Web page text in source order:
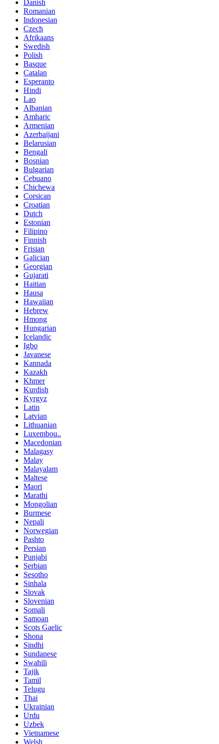
Danish
Romanian
Indonesian
Czech
Afrikaans
Swedish
Polish
Basque
Catalan
Esperanto
Hindi
Lao
Albanian
Amharic
Armenian
Azerbaijani
Belarusian
Bengali
Bosnian
Bulgarian
Cebuano
Chichewa
Corsican
Croatian
Dutch
Estonian
Filipino
Finnish
Frisian
Galician
Georgian
Gujarati
Haitian
Hausa
Hawaiian
Hebrew
Hmong
Hungarian
Icelandic
Igbo
Javanese
Kannada
Kazakh
Khmer
Kurdish
Kyrgyz
Latin
Latvian
Lithuanian
Luxembou..
Macedonian
Malagasy
Malay
Malayalam
Maltese
Maori
Marathi
Mongolian
Burmese
Nepali
Norwegian
Pashto
Persian
Punjabi
Serbian
Sesotho
Sinhala
Slovak
Slovenian
Somali
Samoan
Scots Gaelic
Shona
Sindhi
Sundanese
Swahili
Tajik
Tamil
Telugu
Thai
Ukrainian
Urdu
Uzbek
Vietnamese
Welsh